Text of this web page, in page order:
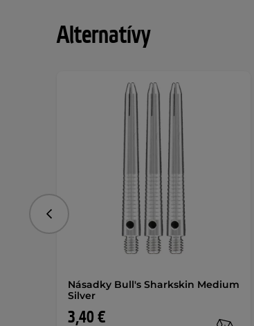
Alternatívy
Násadky Bull's Sharkskin Medium
Silver
3,40 €
Predchádzajúce